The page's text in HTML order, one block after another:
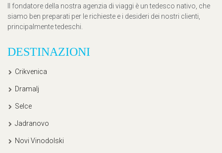
Il fondatore della nostra agenzia di viaggi è un tedesco nativo, che
siamo ben preparati per le richieste e i desideri dei nostri clienti,
principalmente tedeschi.
DESTINAZIONI
Crikvenica
Dramalj
Selce
Jadranovo
Novi Vinodolski